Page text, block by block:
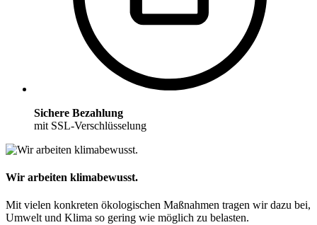
Sichere Bezahlung
mit SSL-Verschlüsselung
Wir arbeiten klimabewusst.
Mit vielen konkreten ökologischen Maßnahmen tragen wir dazu bei,
Umwelt und Klima so gering wie möglich zu belasten.